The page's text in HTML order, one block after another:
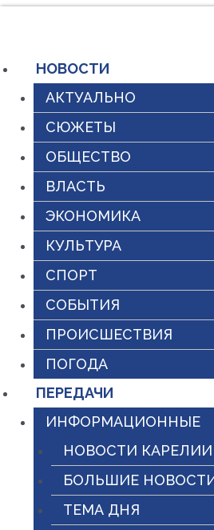
содержимому
НОВОСТИ
АКТУАЛЬНО
СЮЖЕТЫ
ОБЩЕСТВО
ВЛАСТЬ
ЭКОНОМИКА
КУЛЬТУРА
СПОРТ
СОБЫТИЯ
ПРОИСШЕСТВИЯ
ПОГОДА
ПЕРЕДАЧИ
ИНФОРМАЦИОННЫЕ
НОВОСТИ КАРЕЛИИ
БОЛЬШИЕ
ТЕМА ДНЯ